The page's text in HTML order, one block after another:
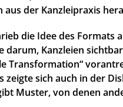
der Kanzleipraxis
die Idee des Formats
darum, Kanzleien
Transformation“
zeigte sich auch in der
Muster, von denen